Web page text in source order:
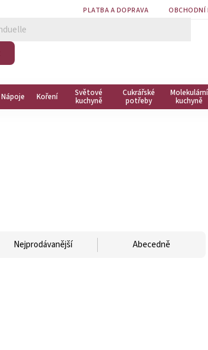
PLATBA A DOPRAVA OBCHODNÍ
Nápoje Koření Světové
kuchyně
Cukrářské
potřeby
Molekulární
kuchyně
Nejprodávanější Abecedně